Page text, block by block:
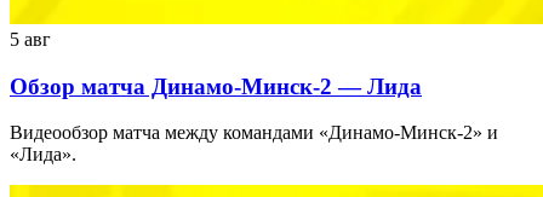
5 авг
Обзор матча Динамо-Минск-2 — Лида
Видеообзор матча между командами «Динамо-Минск-2» и
«Лида».